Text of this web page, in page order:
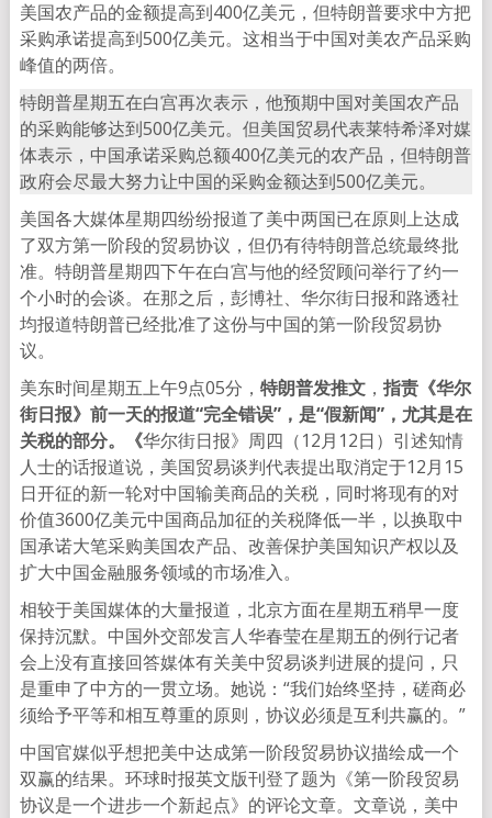
美国农产品的金额提高到400亿美元，但特朗普要求中方把
采购承诺提高到500亿美元。这相当于中国对美农产品采购
峰值的两倍。
特朗普星期五在白宫再次表示，他预期中国对美国农产品
的采购能够达到500亿美元。但美国贸易代表莱特希泽对媒
体表示，中国承诺采购总额400亿美元的农产品，但特朗普
政府会尽最大努力让中国的采购金额达到500亿美元。
美国各大媒体星期四纷纷报道了美中两国已在原则上达成
了双方第一阶段的贸易协议，但仍有待特朗普总统最终批
准。特朗普星期四下午在白宫与他的经贸顾问举行了约一
个小时的会谈。在那之后，彭博社、华尔街日报和路透社
均报道特朗普已经批准了这份与中国的第一阶段贸易协
议。
美东时间星期五上午9点05分， 特朗普发推文， 指责《华尔
街日报》前一天的报道“完全错误”，是“假新闻”，尤其是在
关税的部分。《华尔街日报》周四（12月12日）引述知情
人士的话报道说，美国贸易谈判代表提出取消定于12月15
日开征的新一轮对中国输美商品的关税，同时将现有的对
价值3600亿美元中国商品加征的关税降低一半，以换取中
国承诺大笔采购美国农产品、改善保护美国知识产权以及
扩大中国金融服务领域的市场准入。
相较于美国媒体的大量报道，北京方面在星期五稍早一度
保持沉默。中国外交部发言人华春莹在星期五的例行记者
会上没有直接回答媒体有关美中贸易谈判进展的提问，只
是重申了中方的一贯立场。她说：“我们始终坚持，磋商必
须给予平等和相互尊重的原则，协议必须是互利共赢的。”
中国官媒似乎想把美中达成第一阶段贸易协议描绘成一个
双赢的结果。环球时报英文版刊登了题为《第一阶段贸易
协议是一个进步一个新起点》的评论文章。文章说，美中